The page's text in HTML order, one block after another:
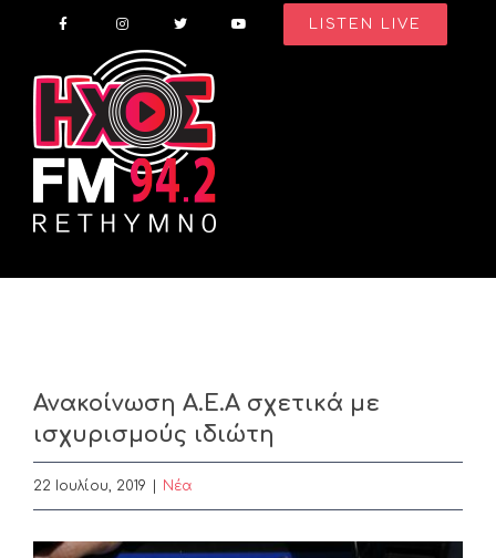
content
LISTEN LIVE
Ανακοίνωση Α.Ε.Α σχετικά με
ισχυρισμούς ιδιώτη
22 Ιουλίου, 2019 Nέα